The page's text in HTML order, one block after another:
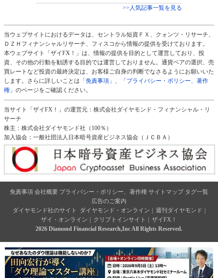
>>人気記事一覧を見る
当ウェブサイトにおけるデータは、セントラル短資ＦＸ、クォンツ・リサーチ、
ＤＺＨフィナンシャルリサーチ、フィスコから情報の提供を受けております。
本ウェブサイト「ザイFX！」は、情報の提供を目的として運営しており、投
資、その他の行動を勧誘する目的では運営しておりません。通貨ペアの選択、売
買レートなど投資の最終決定は、お客様ご自身の判断でなさるようにお願いいた
します。さらに詳しいことは 「免責事項」 、
「プライバシー・ポリシー、著作
権」 のページをご確認ください。
当サイト「ザイFX！」の運営元：株式会社ダイヤモンド・フィナンシャル・リ
サーチ
株主：株式会社ダイヤモンド社（100％）
加入協会：一般社団法人日本暗号資産ビジネス協会（ＪＣＢＡ）
免責事項 会社概要 プライバシー・ポリシー、著作権 サイトマップ タグ一覧
広告のご案内
ダイヤモンド社のサイト
ダイヤモンド・オンライン 週刊ダイヤモンド
ザイ・オンライン
クリプトインサイト
ザイFX！
2026 Diamond Financial Research,Inc All Rights Reserved.